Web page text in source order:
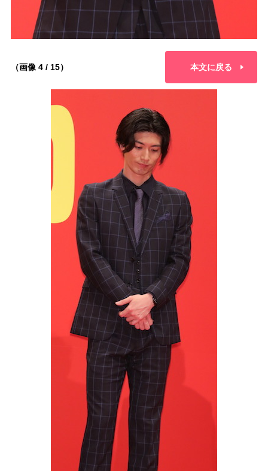
（画像 4 / 15） 本文に戻る